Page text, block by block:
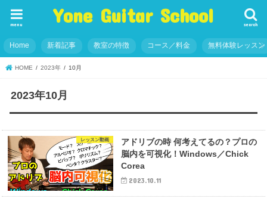
Yone Guitar School search
menu
Home 新着記事 教室の特徴 コース／料金 無料体験レッスン
HOME 2023年 10月
2023年10月
レッスン動画
アドリブの時 何考えてるの？プロの
脳内を可視化！Windows／Chick
Corea
2023.10.11